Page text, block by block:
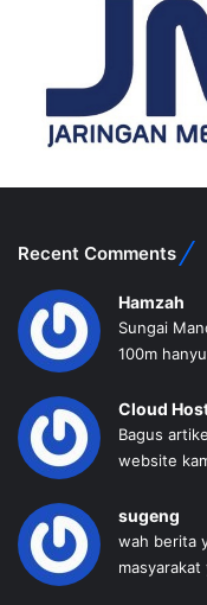
Recent Comments
Hamzah
Sungai
100m
Cloud
Bagus
website
sugeng
wah berita
masyarakat